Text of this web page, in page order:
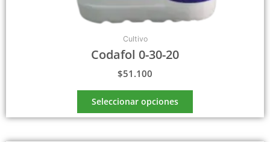
Cultivo
Codafol 0-30-20
$51.100
Seleccionar opciones